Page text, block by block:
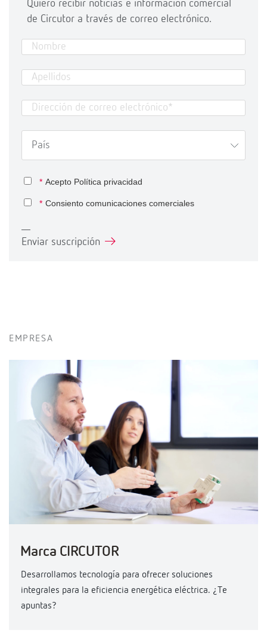
Quiero recibir noticias e información comercial
de Circutor a través de correo electrónico.
* Acepto Política privacidad
* Consiento comunicaciones comerciales
Enviar suscripción
EMPRESA
Marca CIRCUTOR
Desarrollamos tecnología para ofrecer soluciones
integrales para la eficiencia energética eléctrica. ¿Te
apuntas?